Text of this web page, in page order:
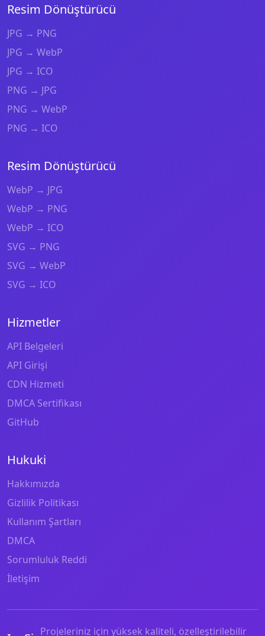
Resim Dönüştürücü
JPG → PNG
JPG → WebP
JPG → ICO
PNG → JPG
PNG → WebP
PNG → ICO
Resim Dönüştürücü
WebP → JPG
WebP → PNG
WebP → ICO
SVG → PNG
SVG → WebP
SVG → ICO
Hizmetler
API Belgeleri
API Girişi
CDN Hizmeti
DMCA Sertifikası
GitHub
Hukuki
Hakkımızda
Gizlilik Politikası
Kullanım Şartları
DMCA
Sorumluluk Reddi
İletişim
Projeleriniz için yüksek kaliteli, özelleştirilebilir